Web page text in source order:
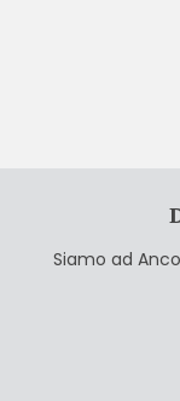
Siamo ad